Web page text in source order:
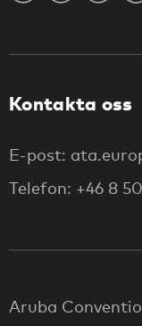
Kontakta oss
E-post:
Telefon: +46 8
Aruba